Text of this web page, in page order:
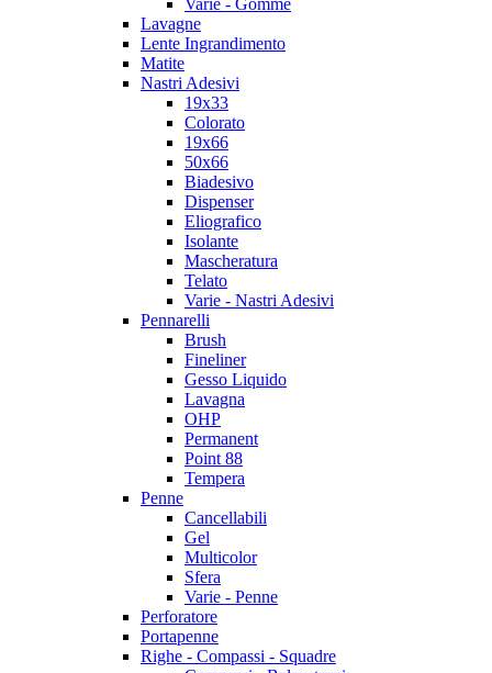
Varie - Gomme
Lavagne
Lente Ingrandimento
Matite
Nastri Adesivi
19x33
Colorato
19x66
50x66
Biadesivo
Dispenser
Eliografico
Isolante
Mascheratura
Telato
Varie - Nastri Adesivi
Pennarelli
Brush
Fineliner
Gesso Liquido
Lavagna
OHP
Permanent
Point 88
Tempera
Penne
Cancellabili
Gel
Multicolor
Sfera
Varie - Penne
Perforatore
Portapenne
Righe - Compassi - Squadre